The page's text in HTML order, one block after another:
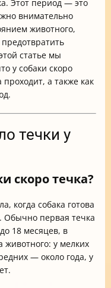
Этот период — это
внимательно
животного,
предотвратить
статье мы
у собаки скоро
а также как
течки у
скоро течка?
когда собака готова
первая течка
18 месяцев, в
у мелких
— около года, у